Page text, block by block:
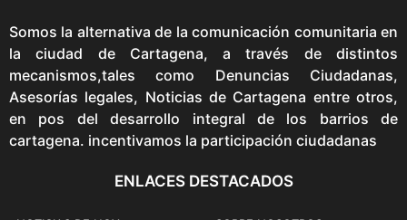
a
:
$
9
9
s
$
8
9
,
Somos la alternativa de la comunicación comunitaria en
la ciudad de Cartagena, a través de distintos
mecanismos,tales como Denuncias Ciudadanas,
Asesorías legales, Noticias de Cartagena entre otros,
en pos del desarrollo integral de los barrios de
cartagena. incentivamos la participación ciudadanas
ENLACES DESTACADOS